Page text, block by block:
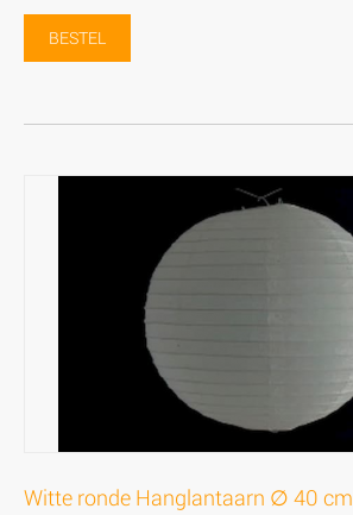
BESTEL
Witte ronde Hanglantaarn ∅ 40 cm